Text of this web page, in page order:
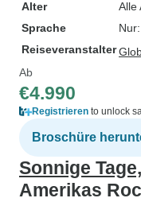
Alter
Alle
Sprache
Reiseveranstalter
Ab
€4.990
Registrieren to unlock
Broschüre
Sonnige
Amerikas